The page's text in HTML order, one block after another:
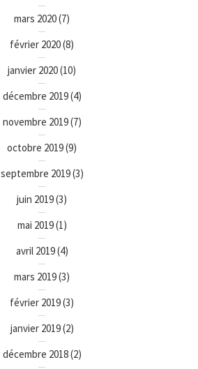
mars 2020(7)
février 2020(8)
janvier 2020(10)
décembre 2019(4)
novembre 2019(7)
octobre 2019(9)
septembre 2019(3)
juin 2019(3)
mai 2019(1)
avril 2019(4)
mars 2019(3)
février 2019(3)
janvier 2019(2)
décembre 2018(2)